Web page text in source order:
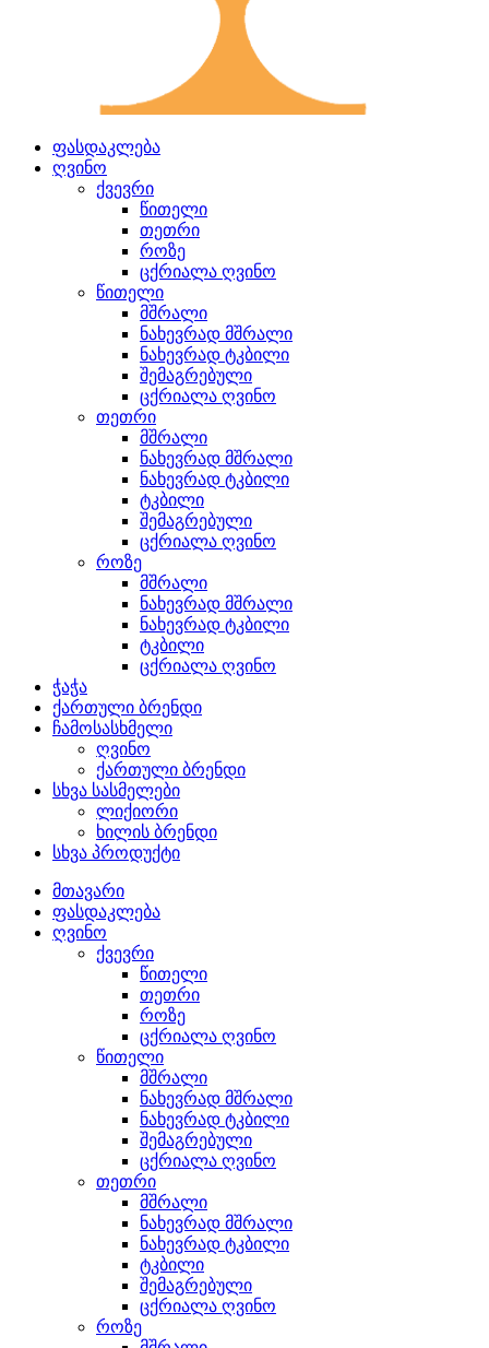
ფასდაკლება
ღვინო
ქვევრი
წითელი
თეთრი
როზე
ცქრიალა ღვინო
წითელი
მშრალი
ნახევრად მშრალი
ნახევრად ტკბილი
შემაგრებული
ცქრიალა ღვინო
თეთრი
მშრალი
ნახევრად მშრალი
ნახევრად ტკბილი
ტკბილი
შემაგრებული
ცქრიალა ღვინო
როზე
მშრალი
ნახევრად მშრალი
ნახევრად ტკბილი
ტკბილი
ცქრიალა ღვინო
ჭაჭა
ქართული ბრენდი
ჩამოსასხმელი
ღვინო
ქართული ბრენდი
სხვა სასმელები
ლიქიორი
ხილის ბრენდი
სხვა პროდუქტი
მთავარი
ფასდაკლება
ღვინო
ქვევრი
წითელი
თეთრი
როზე
ცქრიალა ღვინო
წითელი
მშრალი
ნახევრად მშრალი
ნახევრად ტკბილი
შემაგრებული
ცქრიალა ღვინო
თეთრი
მშრალი
ნახევრად მშრალი
ნახევრად ტკბილი
ტკბილი
შემაგრებული
ცქრიალა ღვინო
როზე